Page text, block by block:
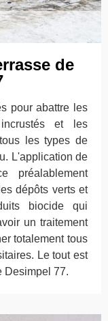
de
pour abattre les
incrustés et les
les types de
L'application de
préalablement
dépôts verts et
biocide qui
un traitement
totalement tous
Le tout est
Desimpel 77.